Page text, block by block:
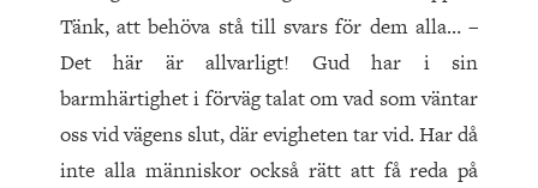
Tänk, att behöva stå till svars för dem alla… –
Det här är allvarligt! Gud har i sin
barmhärtighet i förväg talat om vad som väntar
oss vid vägens slut, där evigheten tar vid. Har då
inte alla människor också rätt att få reda på